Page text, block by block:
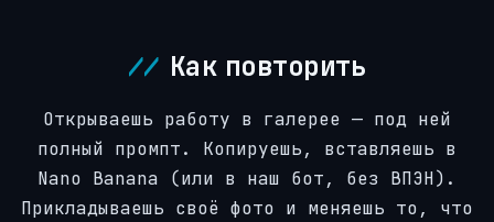
Как повторить
Открываешь работу в галерее — под ней
полный промпт. Копируешь, вставляешь в
Nano Banana (или в наш бот, без ВПЭН).
Прикладываешь своё фото и меняешь то, что